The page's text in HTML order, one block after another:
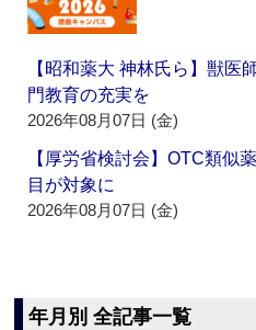
【昭和薬大 神林氏ら】獣医
門教育の充実を
2026年08月07日 (金)
【厚労省検討会】OTC類似
目が対象に
2026年08月07日 (金)
年月別 全記事一覧